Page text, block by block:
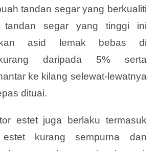
tandan segar yang berkualiti
tandan segar yang tinggi ini
asid lemak bebas di
daripada 5% serta
ke kilang selewat-lewatnya
dituai.
estet juga berlaku termasuk
estet kurang sempurna dan